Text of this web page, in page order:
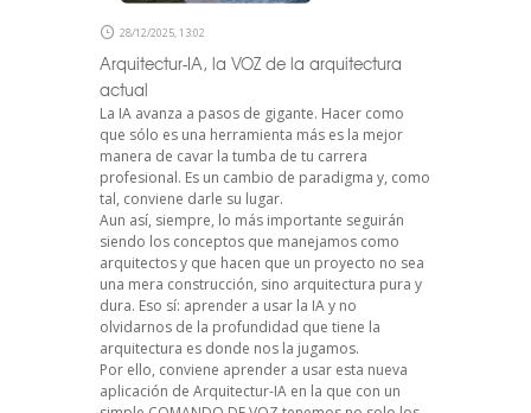
28/12/2025, 13:02
Arquitectur-IA, la VOZ de la arquitectura
actual
La IA avanza a pasos de gigante. Hacer como
que sólo es una herramienta más es la mejor
manera de cavar la tumba de tu carrera
profesional. Es un cambio de paradigma y, como
tal, conviene darle su lugar.
Aun así, siempre, lo más importante seguirán
siendo los conceptos que manejamos como
arquitectos y que hacen que un proyecto no sea
una mera construcción, sino arquitectura pura y
dura. Eso sí: aprender a usar la IA y no
olvidarnos de la profundidad que tiene la
arquitectura es donde nos la jugamos.
Por ello, conviene aprender a usar esta nueva
aplicación de Arquitectur-IA en la que con un